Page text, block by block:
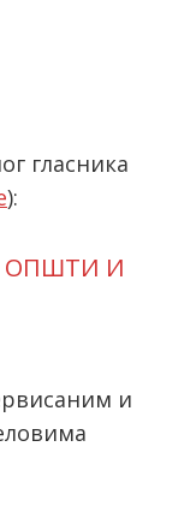
гласника
):
ОПШТИ И
и